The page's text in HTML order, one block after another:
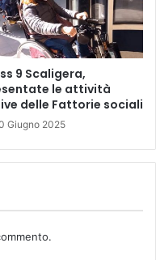
9 Scaligera,
le attività
delle Fattorie sociali
Giugno 2025